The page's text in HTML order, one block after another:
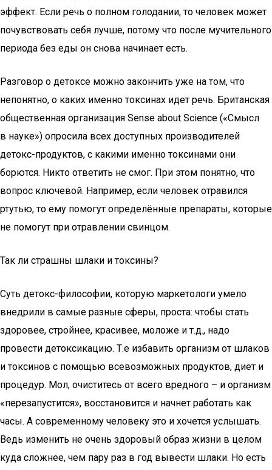
эффект. Если речь о полном голодании, то человек может
почувствовать себя лучше, потому что после мучительного
периода без еды он снова начинает есть.
Разговор о детоксе можно закончить уже на том, что
непонятно, о каких именно токсинах идет речь. Британская
общественная организация Sense about Science («Смысл
в науке») опросила всех доступных производителей
детокс-продуктов, с какими именно токсинами они
борются. Никто ответить не смог. При этом понятно, что
вопрос ключевой. Например, если человек отравился
ртутью, то ему помогут определённые препараты, которые
не помогут при отравлении свинцом.
Так ли страшны шлаки и токсины?
Суть детокс-философии, которую маркетологи умело
внедрили в самые разные сферы, проста: чтобы стать
здоровее, стройнее, красивее, моложе и т.д., надо
провести детоксикацию. Т.е избавить организм от шлаков
и токсинов с помощью всевозможных продуктов, диет и
процедур. Мол, очиститесь от всего вредного – и организм
«перезапустится», восстановится и начнет работать как
часы. А современному человеку это и хочется услышать.
Ведь изменить не очень здоровый образ жизни в целом
куда сложнее, чем пару раз в год вывести шлаки. Но есть